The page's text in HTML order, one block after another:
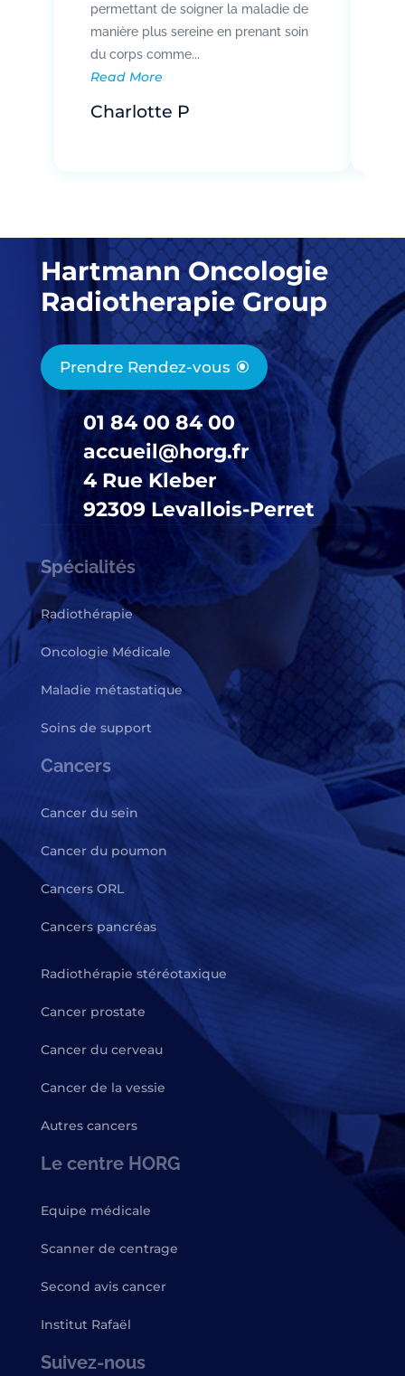
permettant de soigner la maladie de
manière plus sereine en prenant soin
du corps comme...
Read More
Charlotte P
Hartmann Oncologie
Radiotherapie Group
Prendre Rendez-vous
01 84 00 84 00
accueil@horg.fr
4 Rue Kleber
92309 Levallois-Perret
Spécialités
Radiothérapie
Oncologie Médicale
Maladie métastatique
Soins de support
Cancers
Cancer du sein
Cancer du poumon
Cancers ORL
Cancers pancréas
Radiothérapie stéréotaxique
Cancer prostate
Cancer du cerveau
Cancer de la vessie
Autres cancers
Le centre HORG
Equipe médicale
Scanner de centrage
Second avis cancer
Institut Rafaël
Suivez-nous